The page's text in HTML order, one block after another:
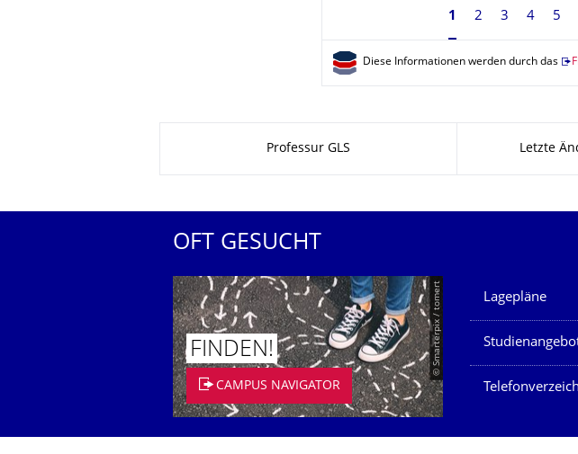
Seite 1, aktuell
1 2 3 4 5
Diese Informationen werden durch das
Professur GLS Letzte
OFT GESUCHT
© Smarterpix / tomert
FINDEN!
CAMPUS NAVIGATOR
Unsere
Lagepläne